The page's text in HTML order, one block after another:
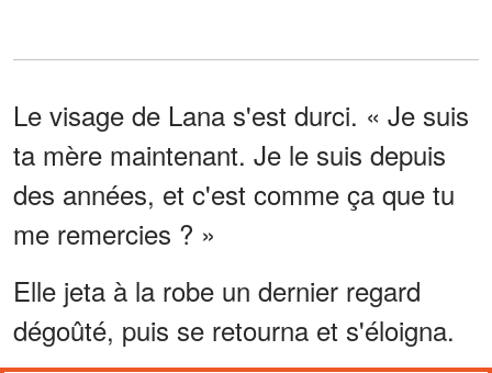
Le visage de Lana s'est durci. « Je suis
ta mère maintenant. Je le suis depuis
des années, et c'est comme ça que tu
me remercies ? »
Elle jeta à la robe un dernier regard
dégoûté, puis se retourna et s'éloigna.